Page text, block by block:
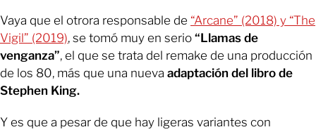
Vaya que el otrora responsable de “Arcane” (2018) y “The
Vigil” (2019), se tomó muy en serio “Llamas de
venganza”, el que se trata del remake de una producción
de los 80, más que una nueva adaptación del libro de
Stephen King.
Y es que a pesar de que hay ligeras variantes con